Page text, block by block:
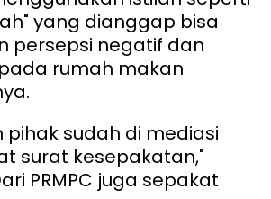
yang dianggap bisa
persepsi negatif dan
rumah makan
pihak sudah di mediasi
surat kesepakatan,"
PRMPC juga sepakat